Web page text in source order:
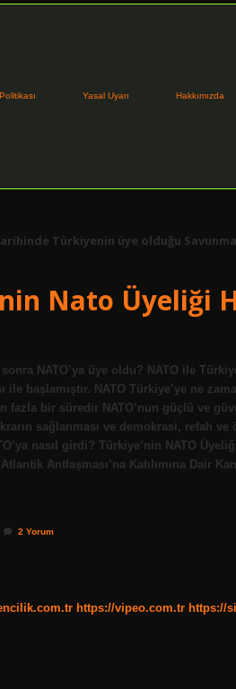
Yasal Uyarı Hakkımızda
Türkiyenin üye olduğu
Nato Üyeliği
NATO’ya üye oldu? NATO ile
ile başlamıştır. NATO Türkiye’ye ne
fazla bir süredir NATO’nun güçlü ve
sağlanması ve demokrasi, refah
nasıl girdi? Türkiye’nin NATO
Antlaşması’na Katılımına Dair
2 Yorum
https://vipeo.com.tr https://